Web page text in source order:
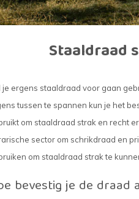
Staaldraad
je ergens staaldraad voor gaan
tussen te spannen kun je het
om staaldraad strak en recht
sector om schrikdraad en
om staaldraad strak te
bevestig je de draad